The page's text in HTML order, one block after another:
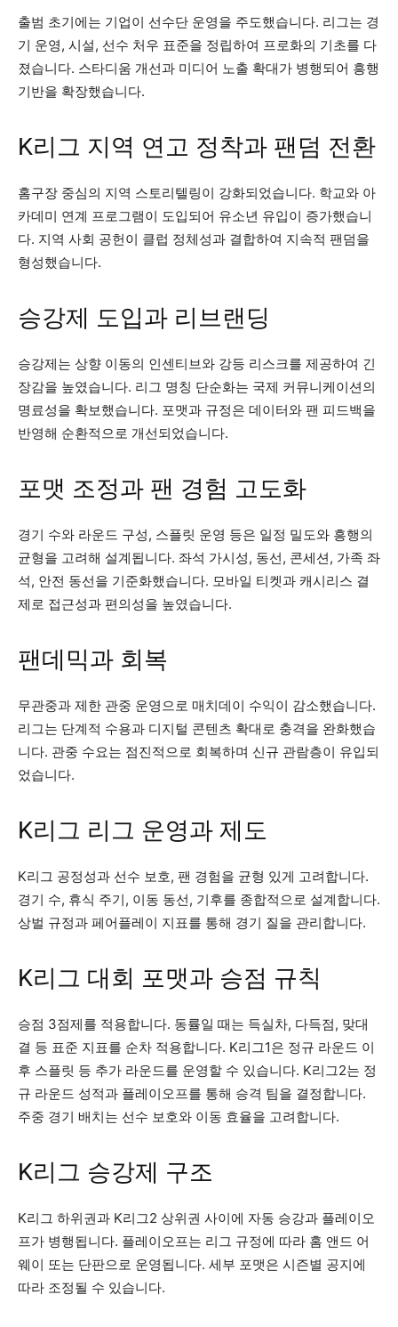
출범 초기에는 기업이 선수단 운영을 주도했습니다. 리그는 경
기 운영, 시설, 선수 처우 표준을 정립하여 프로화의 기초를 다
졌습니다. 스타디움 개선과 미디어 노출 확대가 병행되어 흥행
기반을 확장했습니다.
K리그 지역 연고 정착과 팬덤 전환
홈구장 중심의 지역 스토리텔링이 강화되었습니다. 학교와 아
카데미 연계 프로그램이 도입되어 유소년 유입이 증가했습니
다. 지역 사회 공헌이 클럽 정체성과 결합하여 지속적 팬덤을
형성했습니다.
승강제 도입과 리브랜딩
승강제는 상향 이동의 인센티브와 강등 리스크를 제공하여 긴
장감을 높였습니다. 리그 명칭 단순화는 국제 커뮤니케이션의
명료성을 확보했습니다. 포맷과 규정은 데이터와 팬 피드백을
반영해 순환적으로 개선되었습니다.
포맷 조정과 팬 경험 고도화
경기 수와 라운드 구성, 스플릿 운영 등은 일정 밀도와 흥행의
균형을 고려해 설계됩니다. 좌석 가시성, 동선, 콘세션, 가족 좌
석, 안전 동선을 기준화했습니다. 모바일 티켓과 캐시리스 결
제로 접근성과 편의성을 높였습니다.
팬데믹과 회복
무관중과 제한 관중 운영으로 매치데이 수익이 감소했습니다.
리그는 단계적 수용과 디지털 콘텐츠 확대로 충격을 완화했습
니다. 관중 수요는 점진적으로 회복하며 신규 관람층이 유입되
었습니다.
K리그 리그 운영과 제도
K리그 공정성과 선수 보호, 팬 경험을 균형 있게 고려합니다.
경기 수, 휴식 주기, 이동 동선, 기후를 종합적으로 설계합니다.
상벌 규정과 페어플레이 지표를 통해 경기 질을 관리합니다.
K리그 대회 포맷과 승점 규칙
승점 3점제를 적용합니다. 동률일 때는 득실차, 다득점, 맞대
결 등 표준 지표를 순차 적용합니다. K리그1은 정규 라운드 이
후 스플릿 등 추가 라운드를 운영할 수 있습니다. K리그2는 정
규 라운드 성적과 플레이오프를 통해 승격 팀을 결정합니다.
주중 경기 배치는 선수 보호와 이동 효율을 고려합니다.
K리그 승강제 구조
K리그 하위권과 K리그2 상위권 사이에 자동 승강과 플레이오
프가 병행됩니다. 플레이오프는 리그 규정에 따라 홈 앤드 어
웨이 또는 단판으로 운영됩니다. 세부 포맷은 시즌별 공지에
따라 조정될 수 있습니다.